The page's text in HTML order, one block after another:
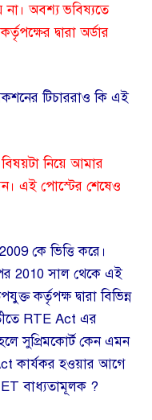
অবশ্য ভবিষ্যতে
দ্বারা অর্ডার
টিচাররাও কি এই
নিয়ে আমার
এই পোস্টের শেষেও
কে ভিত্তি করে।
2010 সাল থেকে এই
কর্তৃপক্ষ দ্বারা বিভিন্ন
RTE Act এর
সুপ্রিমকোর্ট কেন এমন
কার্যকর হওয়ার আগে
বাধ্যতামূলক ?